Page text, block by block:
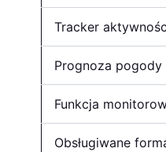
Tracker
Prognoza pogody
Funkcja
Obsługiwane